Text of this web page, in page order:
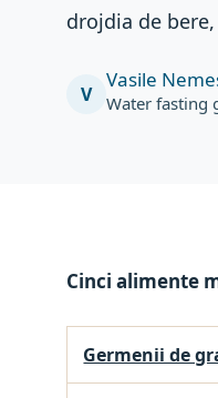
drojdia de
V
Vasile
Water fasting
Cinci alimente
Germenii de